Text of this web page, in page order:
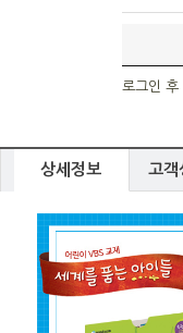
로그인 후
상세정보 고객